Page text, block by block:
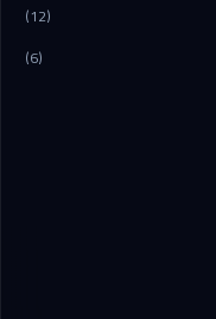
(12)
(6)